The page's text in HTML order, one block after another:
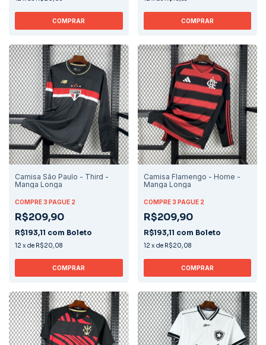
COMPRAR COMPRAR
Camisa São Paulo - Third -
Manga Longa
COMPRE 3 PAGUE 2
R$209,90
R$193,11 com Boleto
12 x de R$20,08
COMPRAR
Camisa Flamengo - Home -
Manga Longa
COMPRE 3 PAGUE 2
R$209,90
R$193,11 com Boleto
12 x de R$20,08
COMPRAR